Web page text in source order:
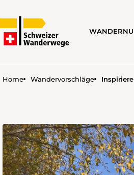
WANDERN
Home Wandervorschläge